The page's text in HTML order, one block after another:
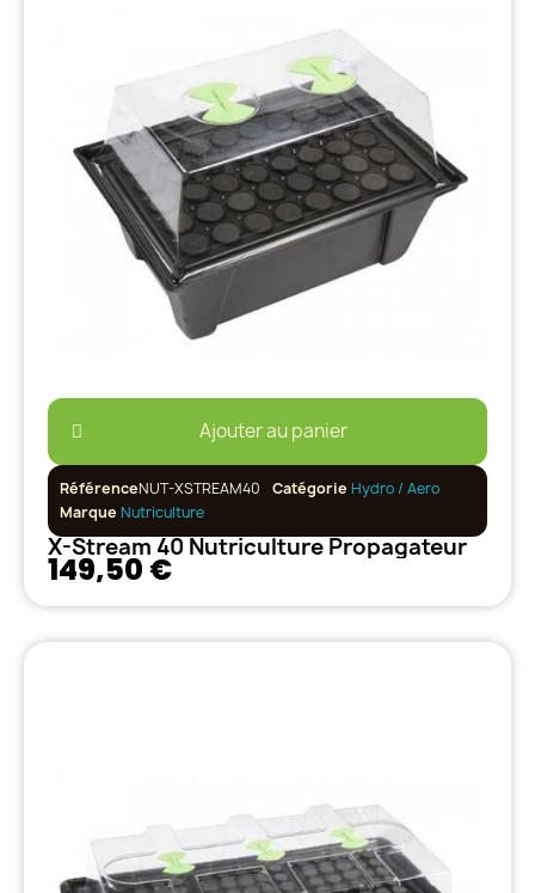
Ajouter au panier
RéférenceNUT-XSTREAM40 Catégorie Hydro / Aero
Marque Nutriculture
X-Stream 40 Nutriculture Propagateur
149,50 €